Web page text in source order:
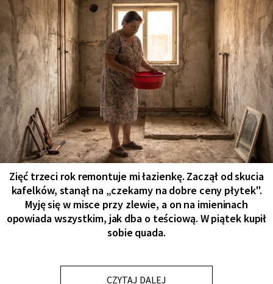
Zięć trzeci rok remontuje mi łazienkę. Zaczął od skucia
kafelków, stanął na „czekamy na dobre ceny płytek".
Myję się w misce przy zlewie, a on na imieninach
opowiada wszystkim, jak dba o teściową. W piątek kupił
sobie quada.
CZYTAJ DALEJ